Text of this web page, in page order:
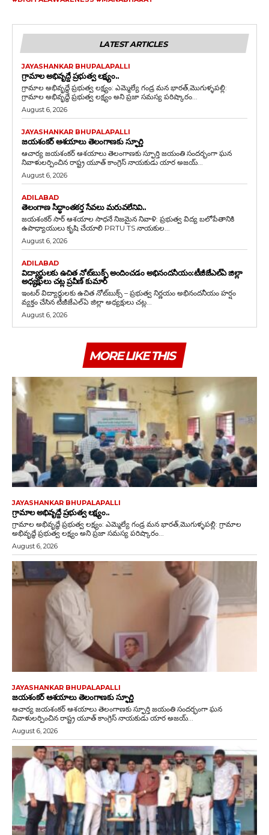
LATEST ARTICLES
JAYASHANKAR BHUPALAPALLI
గ్రామాల‌ అభివృద్దే ప్రభుత్వ లక్ష్యం..
గ్రామాల అభివృద్ధే ప్రభుత్వ లక్ష్యం: ఎమ్మెల్యే గండ్ర మన భారత్,మొగుళ్ళపల్లి:
గ్రామాల అభివృద్ధే ప్రభుత్వ లక్ష్యం అని ప్రజా సమస్య పరిష్కారం...
August 6, 2026
JAYASHANKAR BHUPALAPALLI
జయశంకర్ ఆశయాలు తెలంగాణకు స్ఫూర్తి
ఆచార్య జయశంకర్ ఆశయాలు తెలంగాణకు స్ఫూర్తి జయంతి సందర్భంగా ఘన
నివాళులర్పించిన రాష్ట్ర యూత్ కాంగ్రెస్ నాయకుడు యార అజయ్...
August 6, 2026
ADILABAD
తెలంగాణ సిద్ధాంతకర్త సేవలు మరువలేనివి..
జయశంకర్ సార్ ఆశయాల సాధనే నిజమైన నివాళి: ప్రభుత్వ విద్య బలోపేతానికి
ఉపాధ్యాయులు కృషి చేయాలి PRTU TS నాయకుల...
August 6, 2026
ADILABAD
విద్యార్థులకు ఉచిత నోట్‌బుక్స్ అందించడం అభినందనీయం:టీజీజేఎల్‌ఏ జిల్లా
అధ్యక్షులు చట్ల ప్రవీణ్ కుమార్
ఇంటర్ విద్యార్థులకు ఉచిత నోట్‌బుక్స్ – ప్రభుత్వ నిర్ణయం అభినందనీయం హర్షం
వ్యక్తం చేసిన టీజీజేఎల్‌ఏ జిల్లా అధ్యక్షులు చట్ల...
August 6, 2026
MORE LIKE THIS
JAYASHANKAR BHUPALAPALLI
గ్రామాల‌ అభివృద్దే ప్రభుత్వ లక్ష్యం..
గ్రామాల అభివృద్ధే ప్రభుత్వ లక్ష్యం: ఎమ్మెల్యే గండ్ర మన భారత్,మొగుళ్ళపల్లి: గ్రామాల
అభివృద్ధే ప్రభుత్వ లక్ష్యం అని ప్రజా సమస్య పరిష్కారం...
August 6, 2026
JAYASHANKAR BHUPALAPALLI
జయశంకర్ ఆశయాలు తెలంగాణకు స్ఫూర్తి
ఆచార్య జయశంకర్ ఆశయాలు తెలంగాణకు స్ఫూర్తి జయంతి సందర్భంగా ఘన
నివాళులర్పించిన రాష్ట్ర యూత్ కాంగ్రెస్ నాయకుడు యార అజయ్...
August 6, 2026